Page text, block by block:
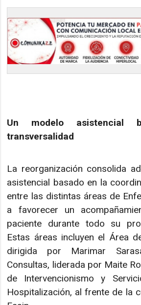
Un modelo asistencial
transversalidad
La reorganización consolida
asistencial basado en la
entre las distintas áreas de
a favorecer un
paciente durante todo su
Estas áreas incluyen el Área
dirigida por Marimar
Consultas, liderada por Maite
de Intervencionismo y
Hospitalización, al frente de la